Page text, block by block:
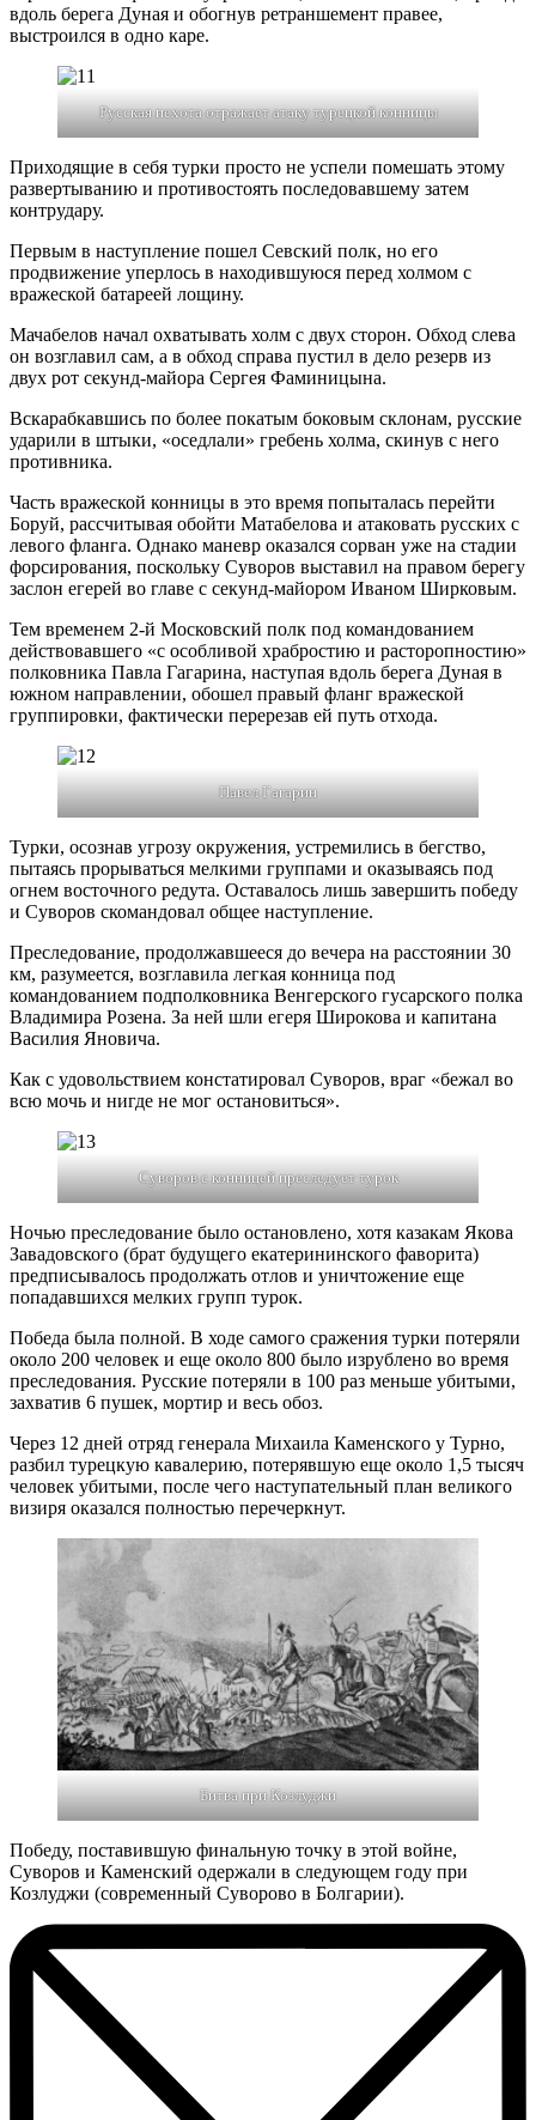
вдоль берега Дуная и обогнув ретраншемент правее,
выстроился в одно каре.
Русская пехота отражает атаку турецкой конницы
Приходящие в себя турки просто не успели помешать этому
развертыванию и противостоять последовавшему затем
контрудару.
Первым в наступление пошел Севский полк, но его
продвижение уперлось в находившуюся перед холмом с
вражеской батареей лощину.
Мачабелов начал охватывать холм с двух сторон. Обход слева
он возглавил сам, а в обход справа пустил в дело резерв из
двух рот секунд-майора Сергея Фаминицына.
Вскарабкавшись по более покатым боковым склонам, русские
ударили в штыки, «оседлали» гребень холма, скинув с него
противника.
Часть вражеской конницы в это время попыталась перейти
Боруй, рассчитывая обойти Матабелова и атаковать русских с
левого фланга. Однако маневр оказался сорван уже на стадии
форсирования, поскольку Суворов выставил на правом берегу
заслон егерей во главе с секунд-майором Иваном Ширковым.
Тем временем 2-й Московский полк под командованием
действовавшего «с особливой храбростию и расторопностию»
полковника Павла Гагарина, наступая вдоль берега Дуная в
южном направлении, обошел правый фланг вражеской
группировки, фактически перерезав ей путь отхода.
Павел Гагарин
Турки, осознав угрозу окружения, устремились в бегство,
пытаясь прорываться мелкими группами и оказываясь под
огнем восточного редута. Оставалось лишь завершить победу
и Суворов скомандовал общее наступление.
Преследование, продолжавшееся до вечера на расстоянии 30
км, разумеется, возглавила легкая конница под
командованием подполковника Венгерского гусарского полка
Владимира Розена. За ней шли егеря Широкова и капитана
Василия Яновича.
Как с удовольствием констатировал Суворов, враг «бежал во
всю мочь и нигде не мог остановиться».
Суворов с конницей преследует турок
Ночью преследование было остановлено, хотя казакам Якова
Завадовского (брат будущего екатерининского фаворита)
предписывалось продолжать отлов и уничтожение еще
попадавшихся мелких групп турок.
Победа была полной. В ходе самого сражения турки потеряли
около 200 человек и еще около 800 было изрублено во время
преследования. Русские потеряли в 100 раз меньше убитыми,
захватив 6 пушек, мортир и весь обоз.
Через 12 дней отряд генерала Михаила Каменского у Турно,
разбил турецкую кавалерию, потерявшую еще около 1,5 тысяч
человек убитыми, после чего наступательный план великого
визиря оказался полностью перечеркнут.
Битва при Козлуджи
Победу, поставившую финальную точку в этой войне,
Суворов и Каменский одержали в следующем году при
Козлуджи (современный Суворово в Болгарии).